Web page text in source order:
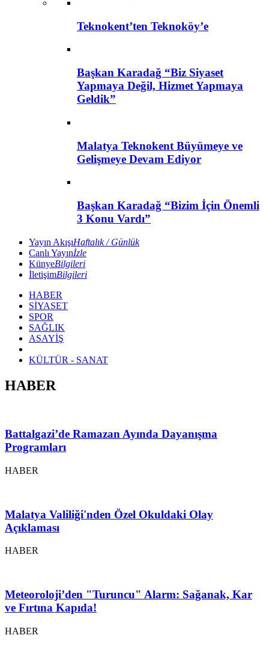
Teknokent’ten Teknoköy’e
Başkan Karadağ “Biz Siyaset
Yapmaya Değil, Hizmet Yapmaya
Geldik”
Malatya Teknokent Büyümeye ve
Gelişmeye Devam Ediyor
Başkan Karadağ “Bizim İçin Önemli
3 Konu Vardı”
Yayın AkışıHaftalık / Günlük
Canlı Yayınİzle
KünyeBilgileri
İletişimBilgileri
HABER
SİYASET
SPOR
SAĞLIK
ASAYİŞ
KÜLTÜR - SANAT
HABER
Battalgazi’de Ramazan Ayında Dayanışma
Programları
HABER
Malatya Valiliği'nden Özel Okuldaki Olay
Açıklaması
HABER
Meteoroloji’den "Turuncu" Alarm: Sağanak, Kar
ve Fırtına Kapıda!
HABER